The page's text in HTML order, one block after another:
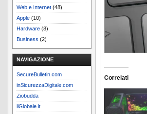
Web e Internet (48)
Apple (10)
Hardware (8)
Business (2)
NAVIGAZIONE
SecureBulletin.com
inSicurezzaDigitale.com
Ziobudda
ilGlobale.it
Correlati